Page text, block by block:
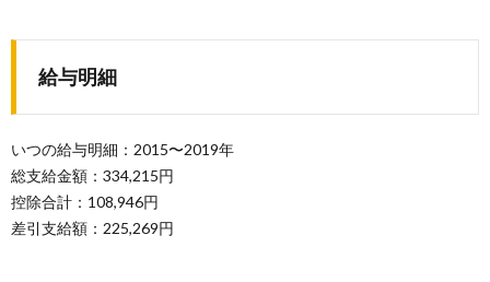
給与明細
いつの給与明細：2015〜2019年
総支給金額：334,215円
控除合計：108,946円
差引支給額：225,269円